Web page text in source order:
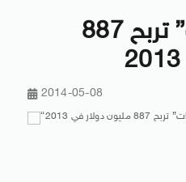
“طيران الامارات” تربح 887
2014-05-08